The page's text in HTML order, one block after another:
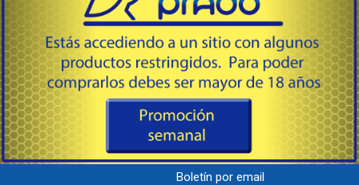
Anillas, Bases & Montajes
Binoculares & Monoculares
Cámaras de Campo, Rastreo & Seguridad
Colimadores
Dispositivos Láser y Lumínicos
Boletín por email